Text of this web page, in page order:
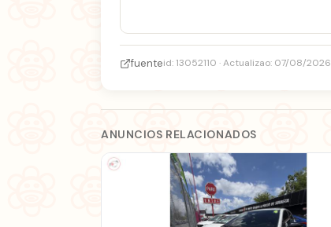
fuenteid: 13052110 · Actualizao: 07/08/2026
ANUNCIOS RELACIONADOS